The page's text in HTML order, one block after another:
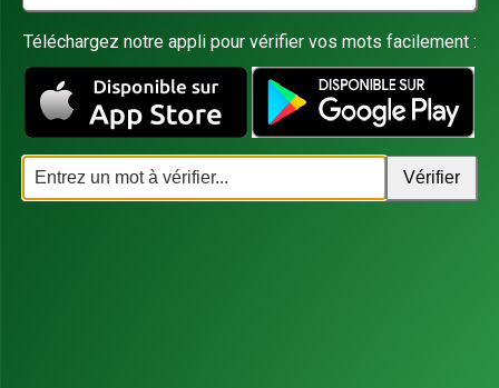
Téléchargez notre appli pour vérifier vos mots facilement :